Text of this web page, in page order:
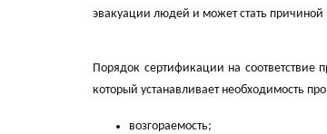
эвакуации людей и может стать причиной
Порядок сертификации на
который устанавливает необходимость
возгораемость;